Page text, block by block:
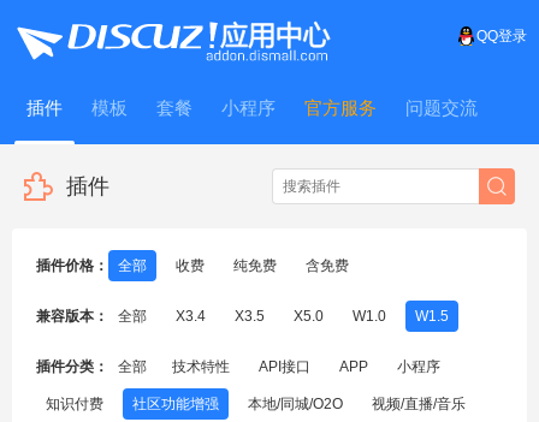
QQ登录
插件 模板 套餐 小程序 官方服务 问题交流
WitFrame
插件
插件价格： 全部 收费 纯免费 含免费
兼容版本： 全部 X3.4 X3.5 X5.0 W1.0 W1.5
插件分类： 全部 技术特性 API接口 APP 小程序
知识付费 社区功能增强 本地/同城/O2O 视频/直播/音乐